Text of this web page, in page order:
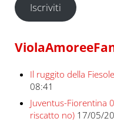
Iscriviti
Il ruggito della
08:41
Juventus-Fiorentina
riscatto no) 17/05/